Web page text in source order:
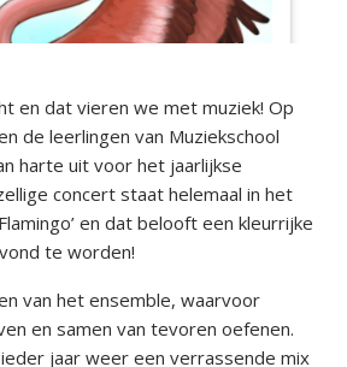
en dat vieren we met muziek! Op
de leerlingen van Muziekschool
harte uit voor het jaarlijkse
concert staat helemaal in het
en dat belooft een kleurrijke
te worden!
van het ensemble, waarvoor
en samen van tevoren oefenen.
jaar weer een verrassende mix